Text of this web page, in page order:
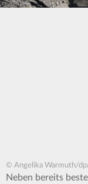
© Angelika Warmuth/
Neben bereits